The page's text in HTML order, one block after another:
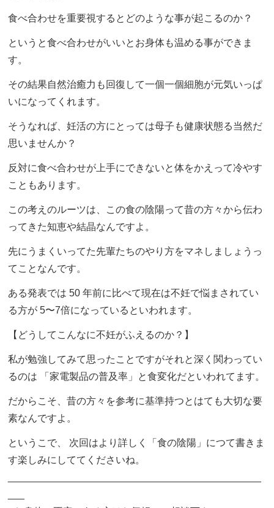
食べ合わせを重要視するとどのような事が起こるのか？
というと食べ合わせがいいとお身体も温める事ができま
す。
その結果自然治癒力も回復して一個一個細胞が元気いっぱ
いになってくれます。
そうなれば、妊活の方にとっては母子も健康状態る当然だ
思いませんか？
反対に食べ合わせが上手にできないと体をかえって冷やす
こともあります。
この考えのルーツは、この食の陰陽って昔の方々から伝わ
ってきた知恵や結晶なんですよ。
先にうまくいってた先輩たちのやり方をマネしましょうっ
てことなんです。
ある発表では 50 年前に比べて現在は不妊で悩まされてい
る方が 5〜7倍になっているといわれます。
【どうしてこんなに不妊がふえるのか？】
私が勉強してみて思ったことですがそれと深く関わってい
るのは 「家電製品の普及率」と食変化だといわれてます。
だからこそ、昔の方々を参考に基準持つとはても大切な要
素なんですよ。
というこで、 次回はより詳しく「食の陰陽」につて書きま
す楽しみにしててくださいね。